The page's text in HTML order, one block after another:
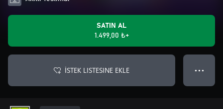
SATIN AL
1.499,00 ₺+
İSTEK LISTESINE EKLE ● ● ●